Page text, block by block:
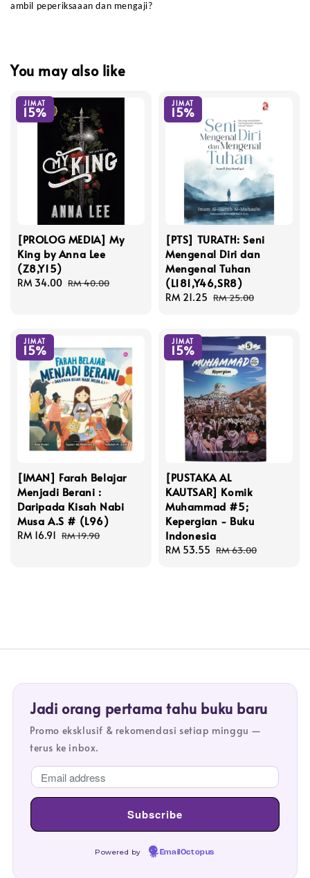
ambil peperiksaaan dan mengaji?
You may also like
JIMAT
15%
[PROLOG MEDIA] My
King by Anna Lee
(Z8,Y15)
Sale
RM 34.00 Regular
RM 40.00
JIMAT
15%
[PTS] TURATH: Seni
Mengenal Diri dan
Mengenal Tuhan
(L181,Y46,SR8)
Sale
RM 21.25 Regular
RM 25.00
JIMAT
15%
[IMAN] Farah Belajar
Menjadi Berani :
Daripada Kisah Nabi
Musa A.S # (L96)
Sale
RM 16.91 Regular
RM 19.90
JIMAT
15%
[PUSTAKA AL
KAUTSAR] Komik
Muhammad #5;
Kepergian - Buku
Indonesia
Sale
RM 53.55 Regular
RM 63.00
Jadi orang pertama tahu buku baru
Promo eksklusif & rekomendasi setiap minggu —
terus ke inbox.
Powered by EmailOctopus